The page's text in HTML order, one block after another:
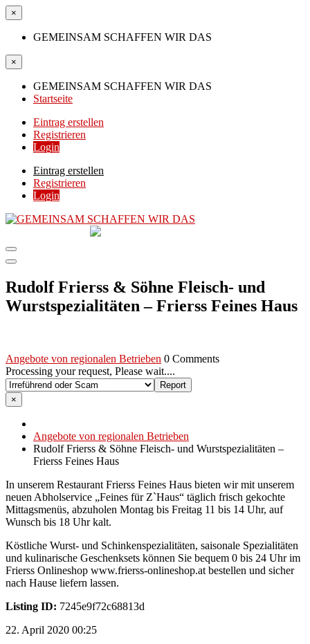
×
GEMEINSAM SCHAFFEN WIR DAS
×
GEMEINSAM SCHAFFEN WIR DAS
Startseite
Eintrag erstellen
Registrieren
Login
Eintrag erstellen
Registrieren
Login
Rudolf Frierss & Söhne Fleisch- und
Wurstspezialitäten – Frierss Feines Haus
Angebote von regionalen Betrieben 0 Comments
Processing your request, Please wait....
×
Angebote von regionalen Betrieben
Rudolf Frierss & Söhne Fleisch- und Wurstspezialitäten –
Frierss Feines Haus
In unserem Restaurant Frierss Feines Haus bieten wir mit unserem
neuen Abholservice „Feines für Z`Haus“ täglich frisch gekochte
Mittagsmenüs, abzuholen Montag bis Freitag 11 bis 14 Uhr, auf
Wunsch bis 18 Uhr kalt.
Köstliche Wurst- und Schinkenspezialitäten, saisonale Spezialitäten
und kulinarische Geschenksets können Sie bequem 0 bis 24 Uhr im
Frierss Onlineshop www.frierss-onlineshop.at bestellen und sicher
nach Hause liefern lassen.
Listing ID: 7245e9f72c68813d
22. April 2020 00:25